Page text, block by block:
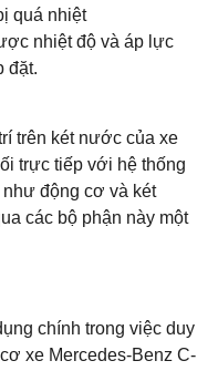
quá nhiệt
nhiệt độ và áp lực
đặt.
trên két nước của xe
trực tiếp với hệ thống
như động cơ và két
các bộ phận này một
chính trong việc duy
xe Mercedes-Benz C-